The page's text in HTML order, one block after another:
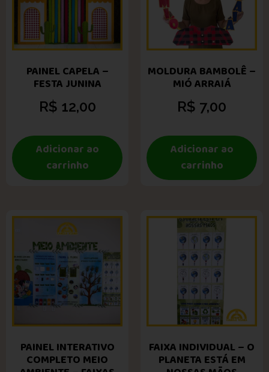
PAINEL CAPELA –
FESTA JUNINA
R$ 12,00
Adicionar ao
carrinho
MOLDURA BAMBOLÊ –
MIÓ ARRAIÁ
R$ 7,00
Adicionar ao
carrinho
PAINEL INTERATIVO
COMPLETO MEIO
FAIXA INDIVIDUAL – O
PLANETA ESTÁ EM